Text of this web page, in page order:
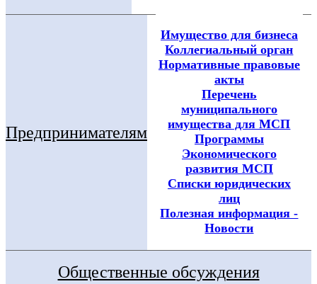
Предпринимателям
Имущество для бизнеса
Коллегиальный орган
Нормативные правовые
акты
Перечень
муниципального
имущества для МСП
Программы
Экономического
развития МСП
Списки юридических
лиц
Полезная информация -
Новости
Общественные обсуждения